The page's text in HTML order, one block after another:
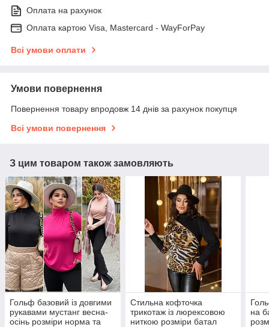
Оплата на рахунок
Оплата картою Visa, Mastercard - WayForPay
Всі умови оплати
Умови повернення
Повернення товару впродовж 14 днів за рахунок покупця
Всі умови повернення
З цим товаром також замовляють
Гольф базовий із довгими
рукавами мустанг весна-
осінь розміри норма та
Стильна кофточка
трикотаж із люрексовою
ниткою розміри батал
на